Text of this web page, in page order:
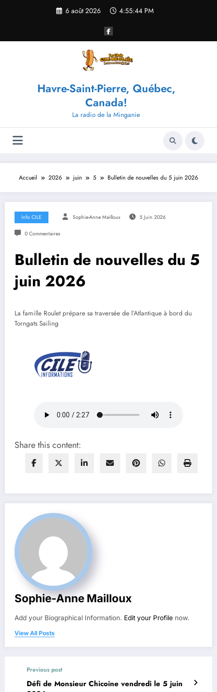
6 août 2026 4:55:44 PM
Havre-Saint-Pierre, Québec,
Canada!
La radio de la Minganie
Accueil 2026 juin 5 Bulletin de nouvelles du 5 juin 2026
Info CILE Sophie-Anne Mailloux 5 Juin 2026
0 Commentaires
Bulletin de nouvelles du 5
juin 2026
La famille Roulet prépare sa traversée de l’Atlantique à bord du
Torngats Sailing
Share this content:
Sophie-Anne Mailloux
Add your Biographical Information. Edit your Profile now.
View All Posts
Previous post
Défi de Monsieur Chicoine vendredi le 5 juin